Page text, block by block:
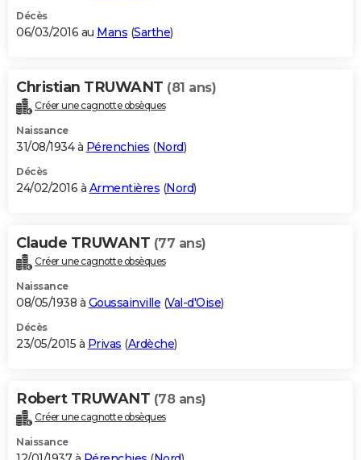
Décès
06/03/2016 au Mans (Sarthe)
Christian TRUWANT (81 ans)
Créer une cagnotte obsèques
Naissance
31/08/1934 à Pérenchies (Nord)
Décès
24/02/2016 à Armentières (Nord)
Claude TRUWANT (77 ans)
Créer une cagnotte obsèques
Naissance
08/05/1938 à Goussainville (Val-d'Oise)
Décès
23/05/2015 à Privas (Ardèche)
Robert TRUWANT (78 ans)
Créer une cagnotte obsèques
Naissance